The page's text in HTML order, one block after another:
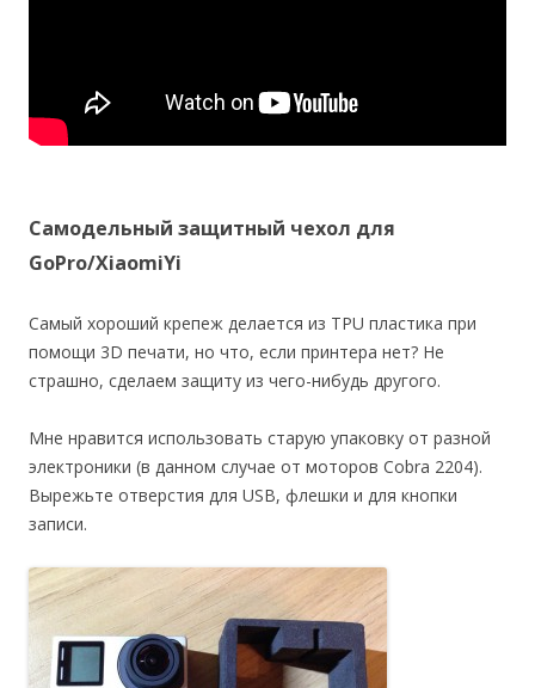
Самодельный защитный чехол для
GoPro/XiaomiYi
Самый хороший крепеж делается из TPU пластика при
помощи 3D печати, но что, если принтера нет? Не
страшно, сделаем защиту из чего-нибудь другого.
Мне нравится использовать старую упаковку от разной
электроники (в данном случае от моторов Cobra 2204).
Вырежьте отверстия для USB, флешки и для кнопки
записи.